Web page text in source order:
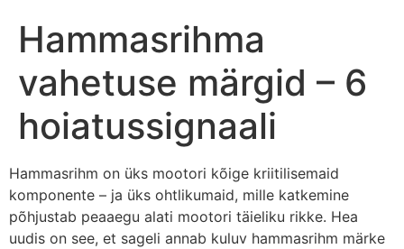
Hammasrihma
vahetuse märgid – 6
hoiatussignaali
Hammasrihm on üks mootori kõige kriitilisemaid
komponente – ja üks ohtlikumaid, mille katkemine
põhjustab peaaegu alati mootori täieliku rikke. Hea
uudis on see, et sageli annab kuluv hammasrihm märke